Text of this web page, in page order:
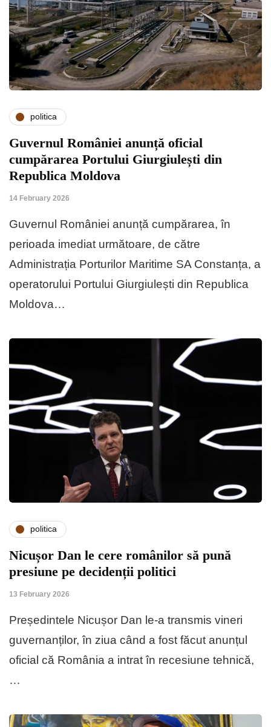
politica
Guvernul României anunță oficial
cumpărarea Portului Giurgiulești din
Republica Moldova
14 February 2026
Guvernul României anunță cumpărarea, în
perioada imediat următoare, de către
Administrația Porturilor Maritime SA Constanța, a
operatorului Portului Giurgiulești din Republica
Moldova…
politica
Nicușor Dan le cere românilor să pună
presiune pe decidenții politici
13 February 2026
Președintele Nicușor Dan le-a transmis vineri
guvernanților, în ziua când a fost făcut anunțul
oficial că România a intrat în recesiune tehnică,
…